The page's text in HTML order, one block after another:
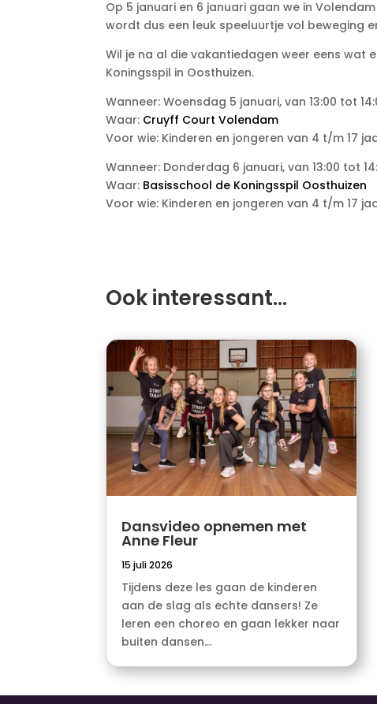
Op 5 januari en 6 januari gaan we in
wordt dus een leuk speeluurtje vol beweging
Wil je na al die vakantiedagen weer eens wat
Koningsspil in Oosthuizen.
Wanneer: Woensdag 5 januari, van 13:00 tot
Waar: Cruyff Court Volendam
Voor wie: Kinderen en jongeren van 4 t/m 17
Wanneer: Donderdag 6 januari, van 13:00 tot
Waar: Basisschool de Koningsspil Oosthuizen
Voor wie: Kinderen en jongeren van 4 t/m 17
Ook interessant…
Dansvideo opnemen met
Anne Fleur
15 juli 2026
Tijdens deze les gaan de kinderen
aan de slag als echte dansers! Ze
leren een choreo en gaan lekker naar
buiten dansen...